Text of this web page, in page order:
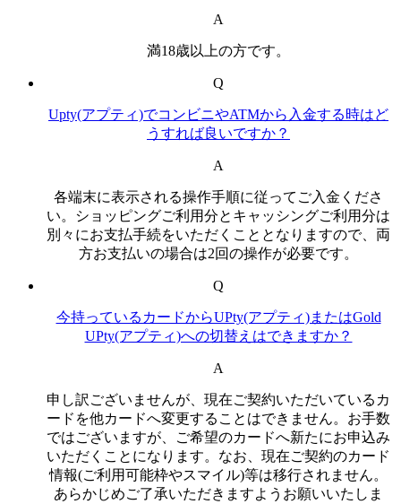
A
満18歳以上の方です。
Q
Upty(アプティ)でコンビニやATMから入金する時はど
うすれば良いですか？
A
各端末に表示される操作手順に従ってご入金くださ
い。ショッピングご利用分とキャッシングご利用分は
別々にお支払手続をいただくこととなりますので、両
方お支払いの場合は2回の操作が必要です。
Q
今持っているカードからUPty(アプティ)またはGold
UPty(アプティ)への切替えはできますか？
A
申し訳ございませんが、現在ご契約いただいているカ
ードを他カードへ変更することはできません。お手数
ではございますが、ご希望のカードへ新たにお申込み
いただくことになります。なお、現在ご契約のカード
情報(ご利用可能枠やスマイル)等は移行されません。
あらかじめご了承いただきますようお願いいたしま